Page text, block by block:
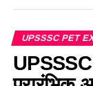
UPSSSC PET